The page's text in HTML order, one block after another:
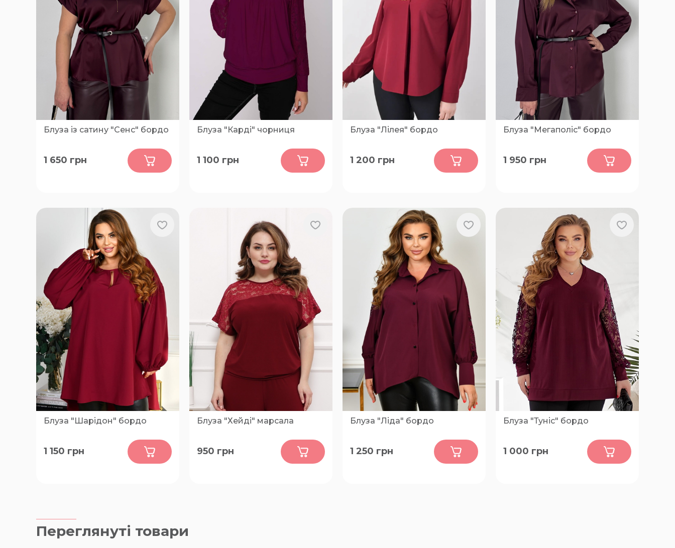
Блуза із сатину "Сенс" бордо
50-52, 54-56, 58-60, 62-64, 66-68
1 650 грн
Блуза "Карді" чорниця
1 100 грн
Блуза "Лілея" бордо
50-52, 54-56, 58-60, 62-64
1 200 грн
Блуза "Мегаполіс" бордо
50-52, 54-56, 58-60, 62-64, 66-68
1 950 грн
Блуза "Шарідон" бордо
1 150 грн
Блуза "Хейді" марсала
64-66, 68-70, 52-54, 56-58, 60-62
950 грн
Блуза "Ліда" бордо
52-54, 56-58, 60-62, 64-66
1 250 грн
Блуза "Туніс" бордо
1 000 грн
Переглянуті товари